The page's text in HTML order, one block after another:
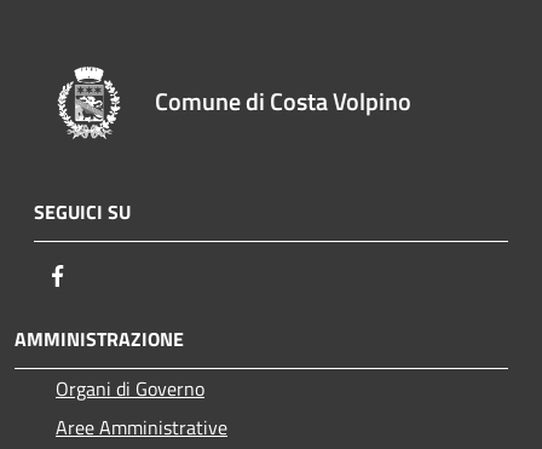
Comune di Costa Volpino
SEGUICI SU
AMMINISTRAZIONE
Organi di Governo
Aree Amministrative